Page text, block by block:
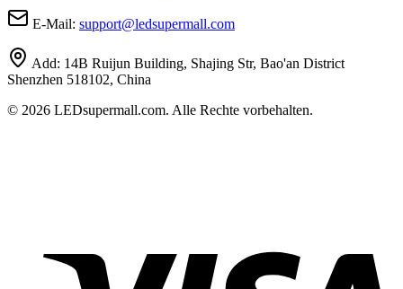
E-Mail: support@ledsupermall.com
Add: 14B Ruijun Building, Shajing Str, Bao'an District
Shenzhen 518102, China
© 2026 LEDsupermall.com. Alle Rechte vorbehalten.